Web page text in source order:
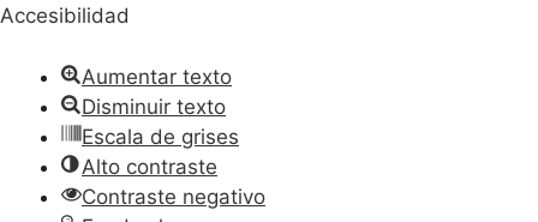
Accesibilidad
Aumentar texto
Disminuir texto
Escala de grises
Alto contraste
Contraste negativo